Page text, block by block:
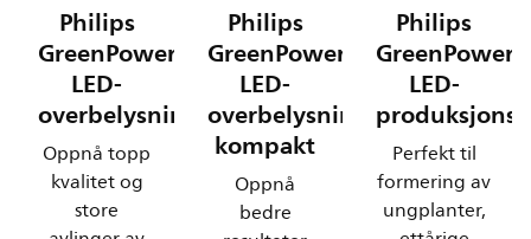
Philips
GreenPower
LED-
overbelysning
Oppnå topp
kvalitet og
store
Philips
GreenPower
LED-
overbelysning,
kompakt
Oppnå
bedre
Philips
GreenPower
LED-
Perfekt til
formering av
ungplanter,